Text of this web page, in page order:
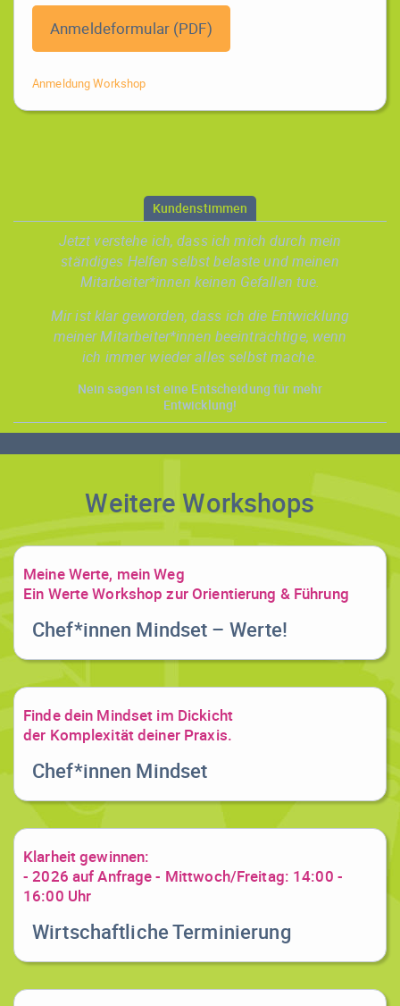
Anmeldeformular (PDF)
Anmeldung Workshop
Kundenstimmen
Jetzt verstehe ich, dass ich mich durch mein
ständiges Helfen selbst belaste und meinen
Mitarbeiter*innen keinen Gefallen tue.
Mir ist klar geworden, dass ich die Entwicklung
meiner Mitarbeiter*innen beeinträchtige, wenn
ich immer wieder alles selbst mache.
Nein sagen ist eine Entscheidung für mehr
Entwicklung!
Weitere Workshops
Meine Werte, mein Weg
Ein Werte Workshop zur Orientierung & Führung
Chef*innen Mindset – Werte!
Finde dein Mindset im Dickicht
der Komplexität deiner Praxis.
Chef*innen Mindset
Klarheit gewinnen:
- 2026 auf Anfrage - Mittwoch/Freitag: 14:00 -
16:00 Uhr
Wirtschaftliche Terminierung